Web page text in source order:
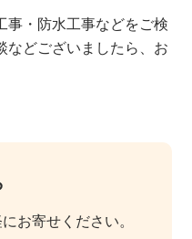
事・防水工事などをご検
などございましたら、お
お寄せください。